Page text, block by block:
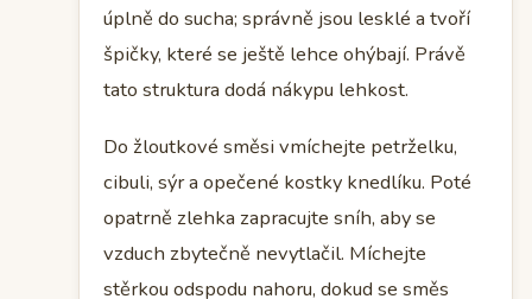
úplně do sucha; správně jsou lesklé a tvoří
špičky, které se ještě lehce ohýbají. Právě
tato struktura dodá nákypu lehkost.
Do žloutkové směsi vmíchejte petrželku,
cibuli, sýr a opečené kostky knedlíku. Poté
opatrně zlehka zapracujte sníh, aby se
vzduch zbytečně nevytlačil. Míchejte
stěrkou odspodu nahoru, dokud se směs